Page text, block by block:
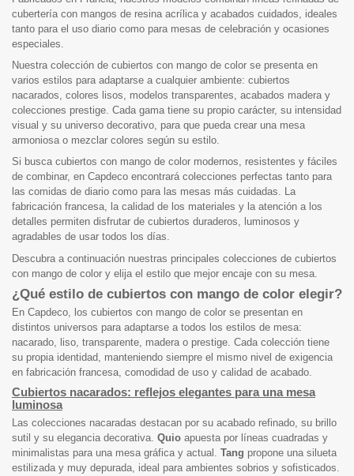
cubertería con mangos de resina acrílica y acabados cuidados, ideales
tanto para el uso diario como para mesas de celebración y ocasiones
especiales.
Nuestra colección de cubiertos con mango de color se presenta en
varios estilos para adaptarse a cualquier ambiente: cubiertos
nacarados, colores lisos, modelos transparentes, acabados madera y
colecciones prestige. Cada gama tiene su propio carácter, su intensidad
visual y su universo decorativo, para que pueda crear una mesa
armoniosa o mezclar colores según su estilo.
Si busca cubiertos con mango de color modernos, resistentes y fáciles
de combinar, en Capdeco encontrará colecciones perfectas tanto para
las comidas de diario como para las mesas más cuidadas. La
fabricación francesa, la calidad de los materiales y la atención a los
detalles permiten disfrutar de cubiertos duraderos, luminosos y
agradables de usar todos los días.
Descubra a continuación nuestras principales colecciones de cubiertos
con mango de color y elija el estilo que mejor encaje con su mesa.
¿Qué estilo de cubiertos con mango de color elegir?
En Capdeco, los cubiertos con mango de color se presentan en
distintos universos para adaptarse a todos los estilos de mesa:
nacarado, liso, transparente, madera o prestige. Cada colección tiene
su propia identidad, manteniendo siempre el mismo nivel de exigencia
en fabricación francesa, comodidad de uso y calidad de acabado.
Cubiertos nacarados: reflejos elegantes para una mesa
luminosa
Las colecciones nacaradas destacan por su acabado refinado, su brillo
sutil y su elegancia decorativa. Quio apuesta por líneas cuadradas y
minimalistas para una mesa gráfica y actual. Tang propone una silueta
estilizada y muy depurada, ideal para ambientes sobrios y sofisticados.